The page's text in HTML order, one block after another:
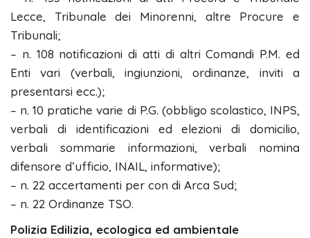
Lecce, Tribunale dei Minorenni, altre Procure e
Tribunali;
– n. 108 notificazioni di atti di altri Comandi P.M. ed
Enti vari (verbali, ingiunzioni, ordinanze, inviti a
presentarsi ecc.);
– n. 10 pratiche varie di P.G. (obbligo scolastico, INPS,
verbali di identificazioni ed elezioni di domicilio,
verbali sommarie informazioni, verbali nomina
difensore d’ufficio, INAIL, informative);
– n. 22 accertamenti per con di Arca Sud;
– n. 22 Ordinanze TSO.
Polizia Edilizia, ecologica ed ambientale